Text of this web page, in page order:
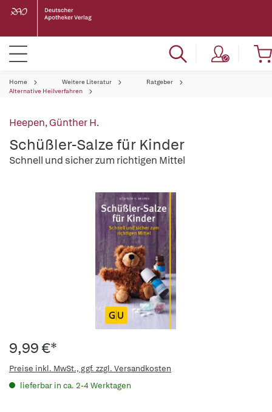
Home Weitere Literatur
Ratgeber
Alternative Heilverfahren
Heepen, Günther H.
Schüßler-Salze für Kinder
Schnell und sicher zum richtigen Mittel
9,99 €*
Preise inkl. MwSt., ggf. zzgl. Versandkosten
lieferbar in ca. 2-4 Werktagen